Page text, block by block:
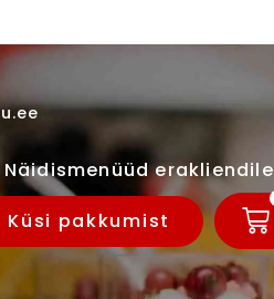
Näidismenüüd erakliendile
Küsi pakkumist